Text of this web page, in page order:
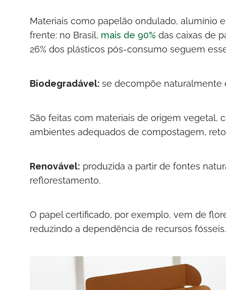
Materiais como papelão ondulado, alumínio
frente: no Brasil, mais de 90% das caixas de
26% dos plásticos pós-consumo seguem
Biodegradável: se decompõe naturalmente
São feitas com materiais de origem vegetal,
ambientes adequados de compostagem,
Renovável: produzida a partir de fontes
reflorestamento.
O papel certificado, por exemplo, vem de
reduzindo a dependência de recursos